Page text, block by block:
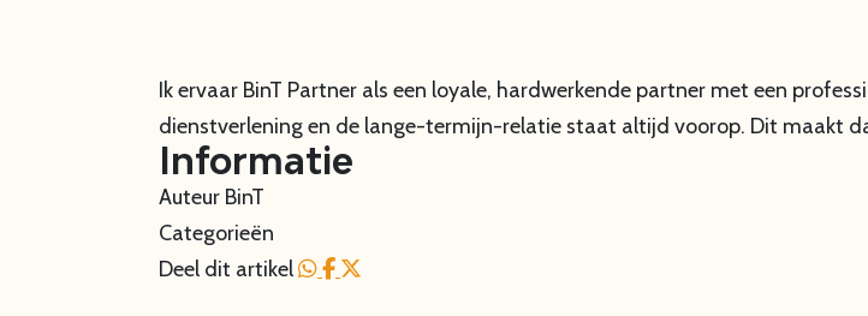
Ik ervaar BinT Partner als een loyale, hardwerkende partner met een
dienstverlening en de lange-termijn-relatie staat altijd voorop. Dit maakt
Informatie
Auteur BinT
Categorieën
Deel dit artikel